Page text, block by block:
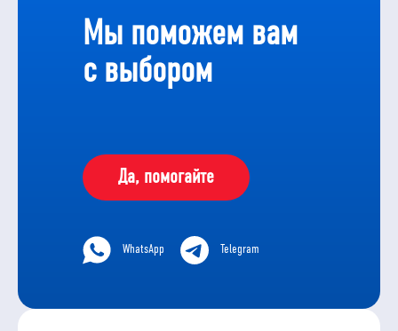
Мы поможем вам
с выбором
Да, помогайте
WhatsApp Telegram